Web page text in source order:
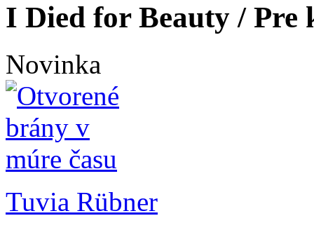
I Died for Beauty / Pre
Novinka
Tuvia Rübner